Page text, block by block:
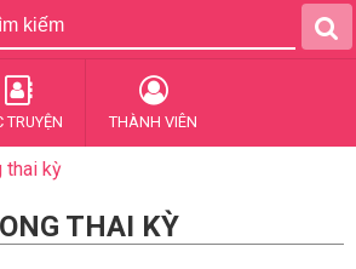
TRUYỆN THÀNH VIÊN
thai kỳ
THAI KỲ